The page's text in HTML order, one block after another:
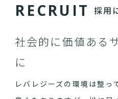
RECRU IT 採用
社会的に価値ある
に
レバレジーズの環境は整っ